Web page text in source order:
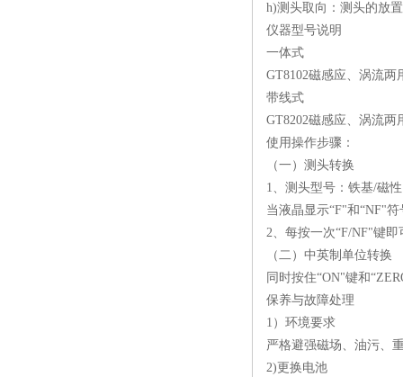
h)测头取向：测头
仪器型号说明
一体式
GT8102磁感应、涡流两
带线式
GT8202磁感应、涡流两
使用操作步骤：
（一）测头转换
1、测头型号：铁基/磁
当液晶显示“F"和“NF"
2、每按一次“F/NF"键
（二）中英制单位转换
同时按住“ON"键和
保养与故障处理
1）环境要求
严格避强磁场、油污、
2)更换电池